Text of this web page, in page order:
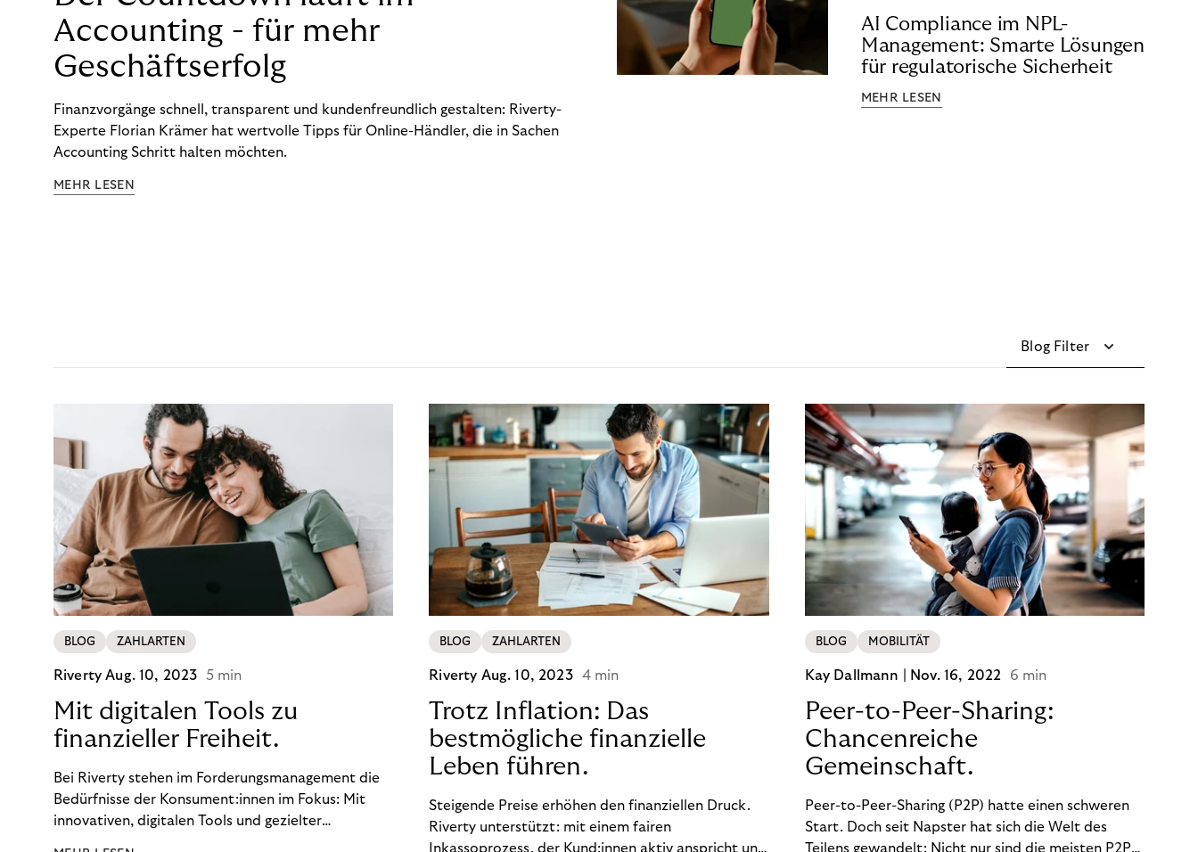
Accounting - für mehr
Geschäftserfolg
Finanzvorgänge schnell, transparent und kundenfreundlich gestalten: Riverty-
Experte Florian Krämer hat wertvolle Tipps für Online-Händler, die in Sachen
Accounting Schritt halten möchten.
MEHR LESEN
AI Compliance im NPL-
Management: Smarte Lösungen
für regulatorische Sicherheit
MEHR LESEN
Blog Filter
BLOG ZAHLARTEN
RivertyAug. 10, 2023 5 min
Mit digitalen Tools zu
finanzieller Freiheit.
Bei Riverty stehen im Forderungsmanagement die
Bedürfnisse der Konsument:innen im Fokus: Mit
innovativen, digitalen Tools und gezielter
BLOG ZAHLARTEN
Riverty Aug. 10, 2023 4 min
Trotz Inflation: Das
bestmögliche finanzielle
Leben führen.
Steigende Preise erhöhen den finanziellen Druck.
Riverty unterstützt: mit einem fairen
Inkassoprozess, der Kund:innen aktiv anspricht und
BLOG MOBILITÄT
Kay Dallmann | Nov. 16, 2022 6 min
Peer-to-Peer-Sharing:
Chancenreiche
Gemeinschaft.
Peer-to-Peer-Sharing (P2P) hatte einen schweren
Start. Doch seit Napster hat sich die Welt des
Teilens gewandelt: Nicht nur sind die meisten P2P-